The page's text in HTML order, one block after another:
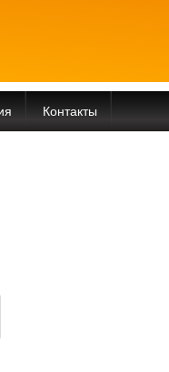
Контакты